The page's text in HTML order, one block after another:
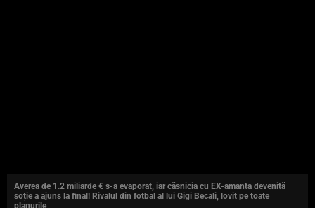
Averea de 1.2 miliarde € s-a evaporat, iar căsnicia cu EX-amanta devenită
soție a ajuns la final! Rivalul din fotbal al lui Gigi Becali, lovit pe toate
planurile